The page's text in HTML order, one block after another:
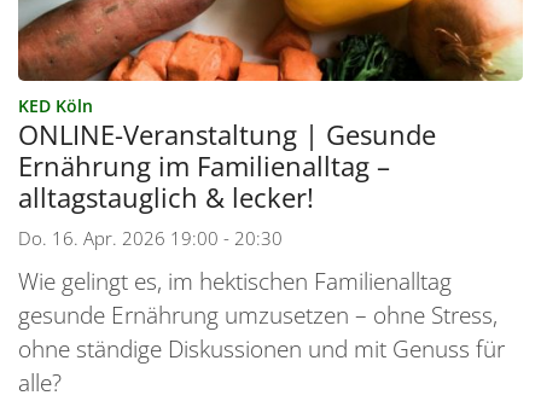
KED Köln
ONLINE-Veranstaltung | Gesunde
Ernährung im Familienalltag –
alltagstauglich & lecker!
Do. 16. Apr. 2026 19:00 - 20:30
Wie gelingt es, im hektischen Familienalltag
gesunde Ernährung umzusetzen – ohne Stress,
ohne ständige Diskussionen und mit Genuss für
alle?